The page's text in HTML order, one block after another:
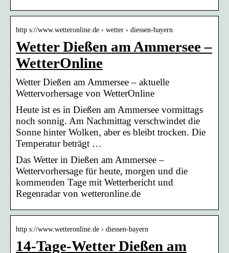
http s://www.wetteronline.de › wetter › diessen-bayern
Wetter Dießen am Ammersee –
WetterOnline
Wetter Dießen am Ammersee – aktuelle
Wettervorhersage von WetterOnline
Heute ist es in Dießen am Ammersee vormittags
noch sonnig. Am Nachmittag verschwindet die
Sonne hinter Wolken, aber es bleibt trocken. Die
Temperatur beträgt …
Das Wetter in Dießen am Ammersee –
Wettervorhersage für heute, morgen und die
kommenden Tage mit Wetterbericht und
Regenradar von wetteronline.de
http s://www.wetteronline.de › diessen-bayern
14-Tage-Wetter Dießen am